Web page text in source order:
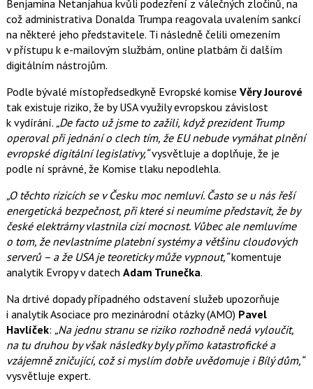
Benjamina Netanjahua kvůli podezření z válečných zločinů, na
což administrativa Donalda Trumpa reagovala uvalením sankcí
na některé jeho představitele. Ti následně čelili omezením
v přístupu k e-mailovým službám, online platbám či dalším
digitálním nástrojům.
Podle bývalé místopředsedkyně Evropské komise Věry Jourové
tak existuje riziko, že by USA využily evropskou závislost
k vydírání. „De facto už jsme to zažili, když prezident Trump
operoval při jednání o clech tím, že EU nebude vymáhat plnění
evropské digitální legislativy,“vysvětluje a doplňuje, že je
podle ní správné, že Komise tlaku nepodlehla.
„O těchto rizicích se v Česku moc nemluví. Často se u nás řeší
energetická bezpečnost, při které si neumíme představit, že by
české elektrárny vlastnila cizí mocnost. Vůbec ale nemluvíme
o tom, že nevlastníme platební systémy a většinu cloudových
serverů – a že USA je teoreticky může vypnout,“komentuje
analytik Evropy v datech Adam Trunečka.
Na drtivé dopady případného odstavení služeb upozorňuje
i analytik Asociace pro mezinárodní otázky (AMO) Pavel
Havlíček: „Na jednu stranu se riziko rozhodně nedá vyloučit,
na tu druhou by však následky byly přímo katastrofické a
vzájemně zničující, což si myslím dobře uvědomuje i Bílý dům,“
vysvětluje expert.